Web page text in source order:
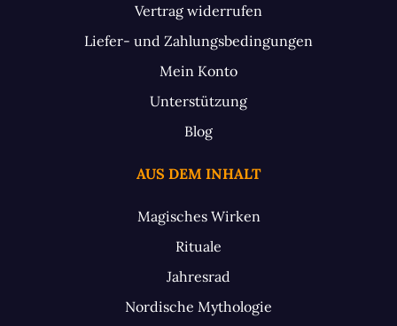
Vertrag widerrufen
Liefer- und Zahlungsbedingungen
Mein Konto
Unterstützung
Blog
AUS DEM INHALT
Magisches Wirken
Rituale
Jahresrad
Nordische Mythologie